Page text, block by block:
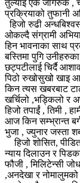
तुल्याइ एक जागरुक ,
प्रक्रियाको तुफानी
हिजो रुढी
ओकल्दै संग्रामी
हिन भावनाका साथ
बस्तिमा पुगि
छट्पटीलाई चिर्दै
पिठो रुखोसुखो खाइ
किन त्यस खबरबाट
खर्चिलो ,भड्किलो र
हिजो तपाईं , तिमी ,
आज किन सम्भ्रान्त
भुजा , ज्युनार जस्ता
हिजो शोसित,
न्याय दिलाउन र
फौजी , मिलिटेन्सी
,अनदेखा र